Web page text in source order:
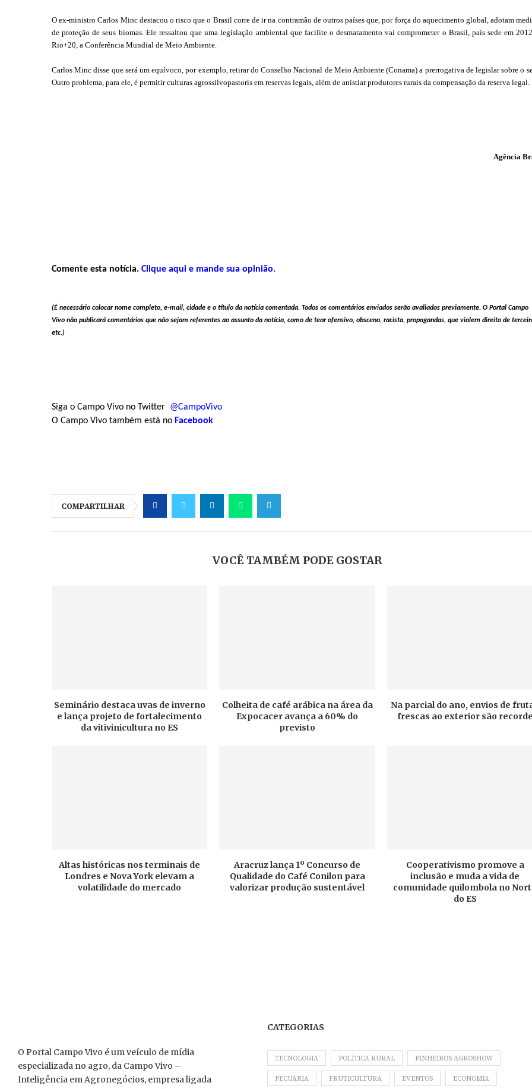
O ex-ministro Carlos Minc destacou o risco que o Brasil corre de ir na contramão de outros países que, por força do aquecimento global, adotam
de proteção de seus biomas. Ele ressaltou que uma legislação ambiental que facilite o desmatamento vai comprometer o Brasil, país sede em
Rio+20, a Conferência Mundial de Meio Ambiente.
Carlos Minc disse que será um equívoco, por exemplo, retirar do Conselho Nacional de Meio Ambiente (Conama) a prerrogativa de legislar sobre o
Outro problema, para ele, é permitir culturas agrossilvopastoris em reservas legais, além de anistiar produtores rurais da compensação da reserva legal.
Agência
Comente esta notícia. Clique aqui e mande sua opinião.
(É necessário colocar nome completo, e-mail, cidade e o título da notícia comentada. Todos os comentários enviados serão avaliados previamente. O Portal Campo
Vivo não publicará comentários que não sejam referentes ao assunto da notícia, como de teor ofensivo, obsceno, racista, propagandas, que violem direito de
etc.)
Siga o Campo Vivo no Twitter @CampoVivo
O Campo Vivo também está no Facebook
COMPARTILHAR
VOCÊ TAMBÉM PODE GOSTAR
Seminário destaca uvas de inverno
e lança projeto de fortalecimento
da vitivinicultura no ES
Colheita de café arábica na área da
Expocacer avança a 60% do
previsto
Na parcial do ano, envios de
frescas ao exterior são
Altas históricas nos terminais de
Londres e Nova York elevam a
volatilidade do mercado
Aracruz lança 1º Concurso de
Qualidade do Café Conilon para
valorizar produção sustentável
Cooperativismo promove a
inclusão e muda a vida de
comunidade quilombola no
do ES
O Portal Campo Vivo é um veículo de mídia
especializada no agro, da Campo Vivo –
Inteligência em Agronegócios, empresa ligada
CATEGORIAS
TECNOLOGIA POLÍTICA RURAL PINHEIROS AGROSHOW
PECUÁRIA FRUTICULTURA EVENTOS ECONOMIA